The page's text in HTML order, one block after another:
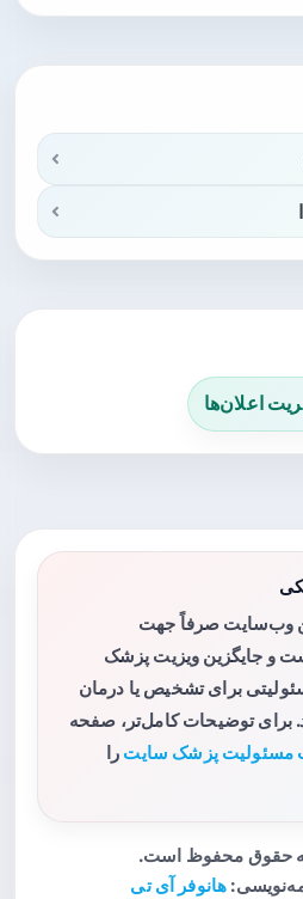
اعلان‌ها
وب‌سایت صرفاً جهت
و جایگزین ویزیت پزشک
برای تشخیص یا درمان
برای توضیحات کامل‌تر، صفحه
پزشک سایت را
هانوفر آی تی